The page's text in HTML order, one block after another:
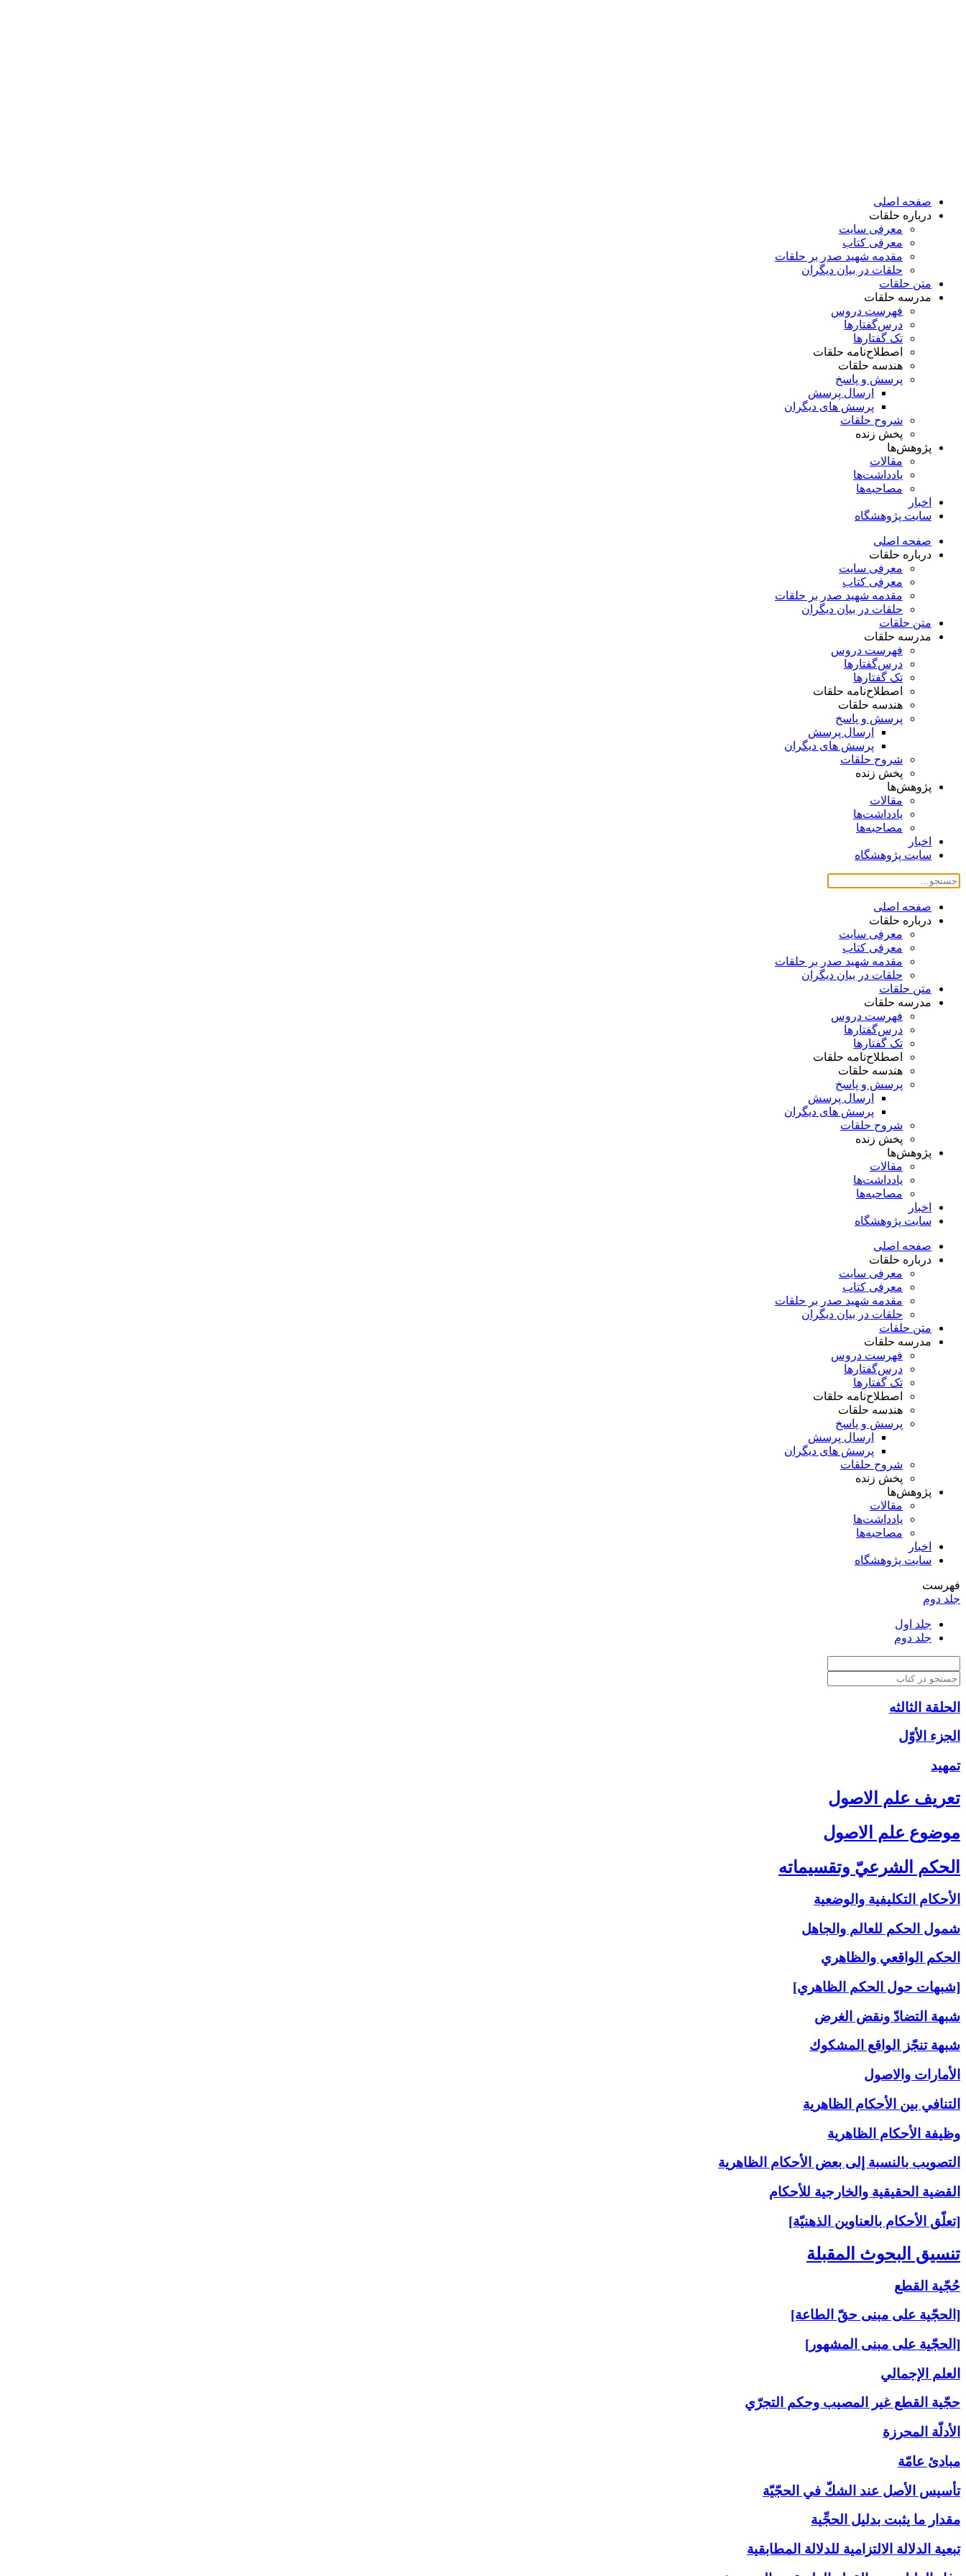
صفحه اصلی
درباره حلقات
معرفی سایت
معرفی کتاب
مقدمه شهید صدر بر حلقات
حلقات در بیان دیگران
متن حلقات
مدرسه حلقات
فهرست دروس
درس‌گفتار‌ها
تک گفتارها
اصطلاح‌نامه حلقات
هندسه حلقات
پرسش و پاسخ
ارسال پرسش
پرسش های دیگران
شروح حلقات
پخش زنده
پژوهش‌ها
مقالات
یادداشت‌ها
مصاحبه‌ها
اخبار
سایت پژوهشگاه
صفحه اصلی
درباره حلقات
معرفی سایت
معرفی کتاب
مقدمه شهید صدر بر حلقات
حلقات در بیان دیگران
متن حلقات
مدرسه حلقات
فهرست دروس
درس‌گفتار‌ها
تک گفتارها
اصطلاح‌نامه حلقات
هندسه حلقات
پرسش و پاسخ
ارسال پرسش
پرسش های دیگران
شروح حلقات
پخش زنده
پژوهش‌ها
مقالات
یادداشت‌ها
مصاحبه‌ها
اخبار
سایت پژوهشگاه
صفحه اصلی
درباره حلقات
معرفی سایت
معرفی کتاب
مقدمه شهید صدر بر حلقات
حلقات در بیان دیگران
متن حلقات
مدرسه حلقات
فهرست دروس
درس‌گفتار‌ها
تک گفتارها
اصطلاح‌نامه حلقات
هندسه حلقات
پرسش و پاسخ
ارسال پرسش
پرسش های دیگران
شروح حلقات
پخش زنده
پژوهش‌ها
مقالات
یادداشت‌ها
مصاحبه‌ها
اخبار
سایت پژوهشگاه
صفحه اصلی
درباره حلقات
معرفی سایت
معرفی کتاب
مقدمه شهید صدر بر حلقات
حلقات در بیان دیگران
متن حلقات
مدرسه حلقات
فهرست دروس
درس‌گفتار‌ها
تک گفتارها
اصطلاح‌نامه حلقات
هندسه حلقات
پرسش و پاسخ
ارسال پرسش
پرسش های دیگران
شروح حلقات
پخش زنده
پژوهش‌ها
مقالات
یادداشت‌ها
مصاحبه‌ها
اخبار
سایت پژوهشگاه
فهرست
جلد دوم
جلد اول
جلد دوم
الحلقة الثالثه
الجزء الأوّل‏
تمهيد
تعريف علم الاصول‏
موضوع علم الاصول‏
الحكم الشرعيّ وتقسيماته‏
الأحكام التكليفية والوضعية
شمول الحكم للعالم والجاهل
الحكم الواقعي والظاهري
[شبهات حول الحكم الظاهري]
شبهة التضادّ ونقض الغرض
شبهة تنجّز الواقع المشكوك
الأمارات والاصول
التنافي بين الأحكام الظاهرية
وظيفة الأحكام الظاهرية
التصويب بالنسبة إلى‏ بعض الأحكام الظاهرية
القضية الحقيقية والخارجية للأحكام
[تعلّق الأحكام بالعناوين الذهنيّة]
تنسيق البحوث المقبلة
حُجّية القطع
[الحجّية على مبنى حقّ الطاعة]
[الحجّية على مبنى المشهور]
العلم الإجمالي
حجّية القطع غير المصيب وحكم التجرّي
الأدلّة المحرزة
مبادئ عامّة
تأسيس الأصل عند الشكّ في الحجّيّة
مقدار ما يثبت بدليل الحجِّية
تبعية الدلالة الالتزامية للدلالة المطابقية